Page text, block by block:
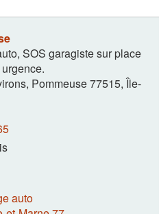
SOS garagiste sur place
, Pommeuse77515, Île-
auto